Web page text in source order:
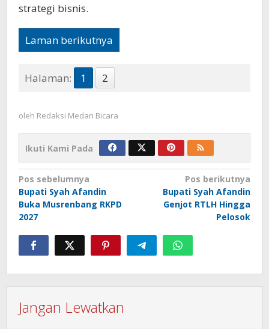
strategi bisnis.
Laman berikutnya
Halaman: 1 2
oleh Redaksi Medan Bicara
Ikuti Kami Pada
Navigasi
pos
Pos sebelumnya
Bupati Syah Afandin
Buka Musrenbang RKPD
2027
Pos berikutnya
Bupati Syah Afandin
Genjot RTLH Hingga
Pelosok
Jangan Lewatkan